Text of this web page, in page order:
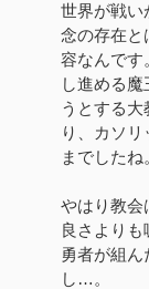
世界が戦い
念の存在と
容なんです
し進める
うとする
り、カソ
までしたね
やはり教
良さより
勇者が組ん
し…。